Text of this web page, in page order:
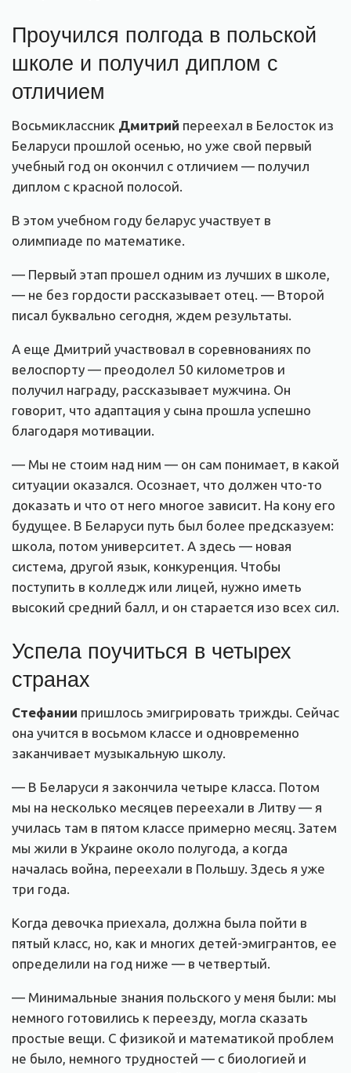
Проучился полгода в польской
школе и получил диплом с
отличием
Восьмиклассник Дмитрий переехал в Белосток из
Беларуси прошлой осенью, но уже свой первый
учебный год он окончил с отличием — получил
диплом с красной полосой.
В этом учебном году беларус участвует в
олимпиаде по математике.
— Первый этап прошел одним из лучших в школе,
— не без гордости рассказывает отец. — Второй
писал буквально сегодня, ждем результаты.
А еще Дмитрий участвовал в соревнованиях по
велоспорту — преодолел 50 километров и
получил награду, рассказывает мужчина. Он
говорит, что адаптация у сына прошла успешно
благодаря мотивации.
— Мы не стоим над ним — он сам понимает, в какой
ситуации оказался. Осознает, что должен что-то
доказать и что от него многое зависит. На кону его
будущее. В Беларуси путь был более предсказуем:
школа, потом университет. А здесь — новая
система, другой язык, конкуренция. Чтобы
поступить в колледж или лицей, нужно иметь
высокий средний балл, и он старается изо всех сил.
Успела поучиться в четырех
странах
Стефании пришлось эмигрировать трижды. Сейчас
она учится в восьмом классе и одновременно
заканчивает музыкальную школу.
— В Беларуси я закончила четыре класса. Потом
мы на несколько месяцев переехали в Литву — я
училась там в пятом классе примерно месяц. Затем
мы жили в Украине около полугода, а когда
началась война, переехали в Польшу. Здесь я уже
три года.
Когда девочка приехала, должна была пойти в
пятый класс, но, как и многих детей-эмигрантов, ее
определили на год ниже — в четвертый.
— Минимальные знания польского у меня были: мы
немного готовились к переезду, могла сказать
простые вещи. С физикой и математикой проблем
не было, немного трудностей — с биологией и